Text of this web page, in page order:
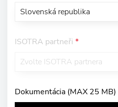
ISOTRA partneři *
Dokumentácia (MAX 25 MB)